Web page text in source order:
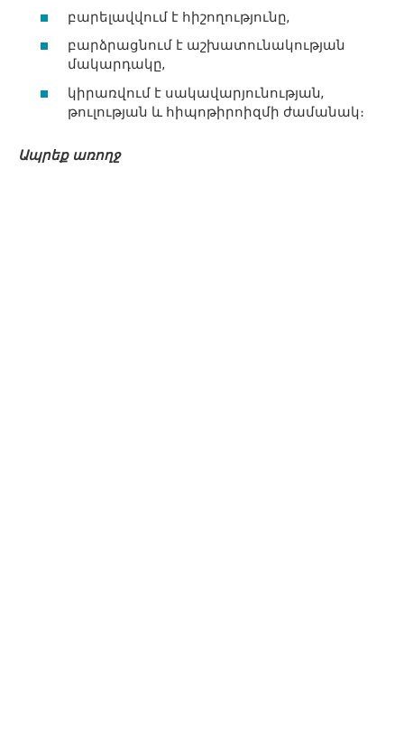
բարելավվում է հիշողությունը,
բարձրացնում է աշխատունակության
մակարդակը,
կիրառվում է սակավարյունության,
թուլության և հիպոթիրոիզմի ժամանակ։
Ապրեք առողջ